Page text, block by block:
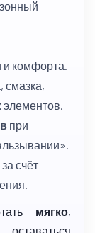
и комфорта.
смазка,
элементов.
при
за счёт
мягко,